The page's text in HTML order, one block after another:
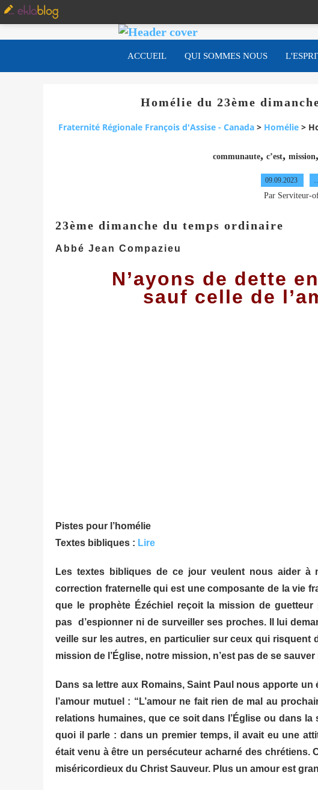
ACCUEIL QUI SOMMES NOUS
Homélie du 23ème
Fraternité Régionale François d'Assise - Canada > Homélie >
communaute, c’est, mission,
09.09.2023
Par Serviteur-
23ème dimanche du temps ordinaire
Abbé Jean Compazieu
N’ayons de dette
sauf celle de
Pistes pour l’homélie
Textes bibliques : Lire
Les textes bibliques de ce jour veulent nous aider
correction fraternelle qui est une composante de la vie
que le prophète Ézéchiel reçoit la mission de guetteur
pas d’espionner ni de surveiller ses proches. Il lui
veille sur les autres, en particulier sur ceux qui risquent
mission de l’Église, notre mission, n’est pas de se
Dans sa lettre aux Romains, Saint Paul nous apporte
l’amour mutuel : “L’amour ne fait rien de mal au
relations humaines, que ce soit dans l’Église ou dans
quoi il parle : dans un premier temps, il avait eu une
était venu à être un persécuteur acharné des chrétiens.
miséricordieux du Christ Sauveur. Plus un amour est